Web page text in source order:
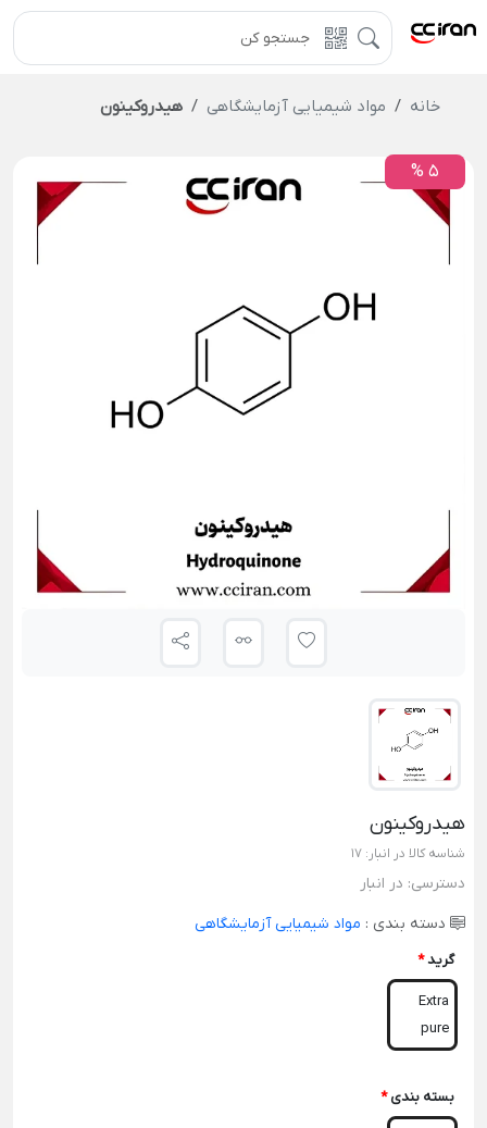
خانه مواد شیمیایی آزمایشگاهی هیدروکینون
5 %
هیدروکینون
شناسه کالا در انبار: 17
دسترسی: در انبار
دسته بندی : مواد شیمیایی آزمایشگاهی
گرید*
Extra
pure
بسته بندی *